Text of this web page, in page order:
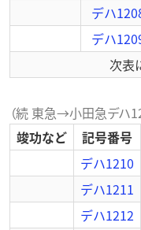
デハ
デハ
次表
（続 東急→小田急デハ
竣功など
記号番号
デハ1210
デハ1211
デハ1212